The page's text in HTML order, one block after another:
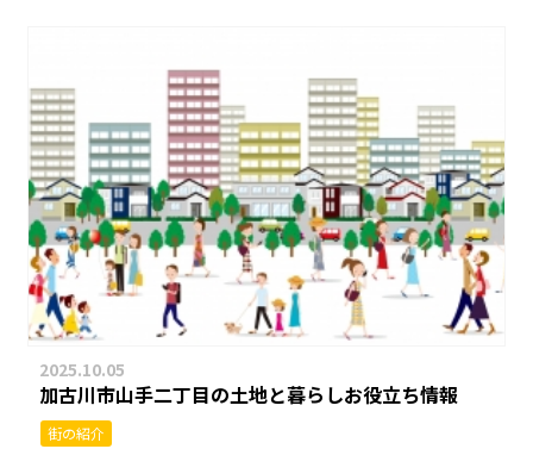
2025.10.05
加古川市山手二丁目の土地と暮らしお役立ち情報
街の紹介